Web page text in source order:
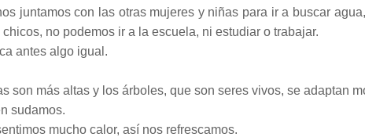
juntamos con las otras mujeres y niñas para ir a buscar
no podemos ir a la escuela, ni estudiar o trabajar.
antes algo igual.
son más altas y los árboles, que son seres vivos, se adaptan
sudamos.
mucho calor, así nos refrescamos.